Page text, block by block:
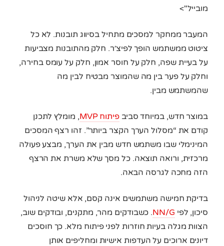
מובייל">
המעבר ממחקר למסכים מתחיל בסיווג תובנות. לא כל
ציטוט ממשתמש הופך לפיצ׳ר. חלק מהתובנות מצביעות
על בעיית שפה, חלק על חוסר אמון, חלק על עומס בחירה,
וחלק על פער בין מה שהמוצר מבטיח לבין מה
שהמשתמש מבין.
במוצר חדש, במיוחד סביבפיתוח MVP
, מומלץ לתכנן
קודם את “מסלול הערך הקצר ביותר”. זהו רצף המסכים
המינימלי שבו משתמש חדש מבין את הערך, מבצע פעולה
מרכזית, ורואה תוצאה. כל מסך שלא משרת את הרצף
הזה מחכה לגרסה הבאה.
בדיקת חמישה משתמשים אינה קסם, אלא שיטה לניהול
סיכון, לפי NN/G. כשבודקים מהר, מתקנים, ובודקים שוב,
הצוות מגלה בעיות חוזרות לפני פיתוח מלא. כך חוסכים
דיונים ארוכים על העדפות אישיות ומחליפים אותן